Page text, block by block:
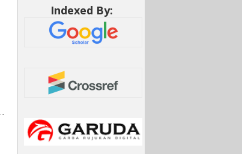
Indexed By: